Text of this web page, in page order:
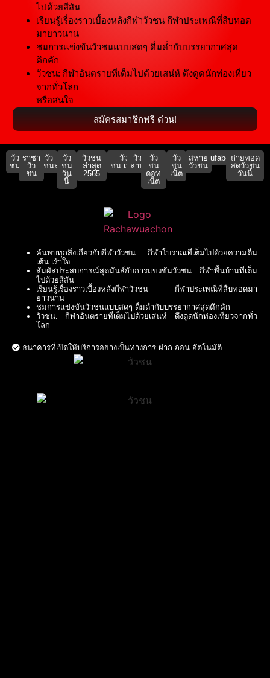
ไปด้วยสีสัน
เรียนรู้เรื่องราวเบื้องหลังกีฬาวัวชน กีฬาประเพณีที่สืบทอด
มายาวนาน
ชมการแข่งขันวัวชนแบบสดๆ ดื่มด่ำกับบรรยากาศสุด
คึกคัก
วัวชน: กีฬาอันตรายที่เต็มไปด้วยเสน่ห์ ดึงดูดนักท่องเที่ยว
จากทั่วโลก
หรือสนใจ
สมัครสมาชิกฟรี ด่วน!
วัว
ชน
ราชา
วัว
ชน
วัว
ชนสด
วัว
ชน
วัน
นี้
วัวชน
ล่าสุด
2565
วัว
ชน.เน็ต
วัว
ลาน
วัว
ชน
ดอท
เน็ต
วัว
ชน
เน็ต
สหาย
วัวชน
ufabet911ถ่ายทอด
สดวัวชน
วันนี้
ค้นพบทุกสิ่งเกี่ยวกับกีฬาวัวชน กีฬาโบราณที่เต็มไปด้วยความตื่น
เต้น เร้าใจ
สัมผัสประสบการณ์สุดมันส์กับการแข่งขันวัวชน กีฬาพื้นบ้านที่เต็ม
ไปด้วยสีสัน
เรียนรู้เรื่องราวเบื้องหลังกีฬาวัวชน กีฬาประเพณีที่สืบทอดมา
ยาวนาน
ชมการแข่งขันวัวชนแบบสดๆ ดื่มด่ำกับบรรยากาศสุดคึกคัก
วัวชน: กีฬาอันตรายที่เต็มไปด้วยเสน่ห์ ดึงดูดนักท่องเที่ยวจากทั่ว
โลก
ธนาคารที่เปิดให้บริการอย่างเป็นทางการ ฝาก-ถอน อัตโนมัติ